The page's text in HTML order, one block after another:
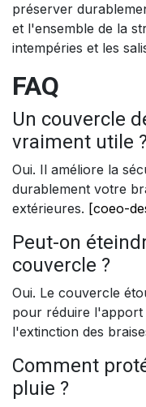
préserver
et l'ensemble de la
intempéries et les
FAQ
Un couvercle
vraiment utile
Oui. Il améliore la
durablement votre
extérieures. [coeo-
Peut-on
couvercle ?
Oui. Le couvercle
pour réduire
l'extinction des
Comment
pluie ?